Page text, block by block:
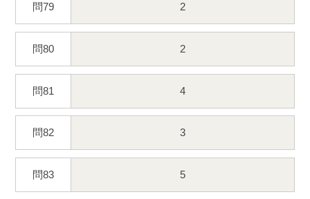
問79 2
問80 2
問81 4
問82 3
問83 5